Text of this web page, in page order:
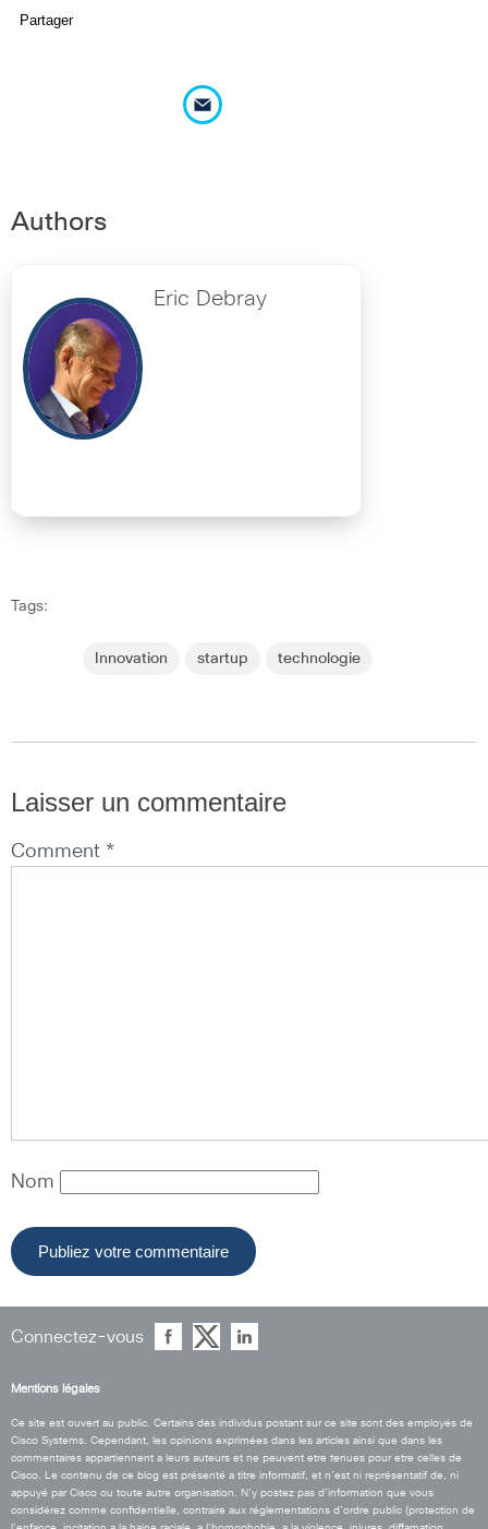
Partager
Authors
Eric Debray
Tags:
Innovation startup technologie
Laisser un commentaire
Comment *
Nom
Connectez-vous
Mentions légales
Ce site est ouvert au public. Certains des individus postant sur ce site sont des employés de
Cisco Systems. Cependant, les opinions exprimées dans les articles ainsi que dans les
commentaires appartiennent a leurs auteurs et ne peuvent etre tenues pour etre celles de
Cisco. Le contenu de ce blog est présenté a titre informatif, et n’est ni représentatif de, ni
appuyé par Cisco ou toute autre organisation. N’y postez pas d’information que vous
considérez comme confidentielle, contraire aux réglementations d’ordre public (protection de